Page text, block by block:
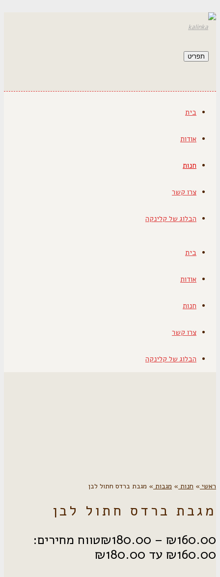
תפריט
בית
אודות
חנות
צרו קשר
הבלוג של קלינקה
בית
אודות
חנות
צרו קשר
הבלוג של קלינקה
ראשי » חנות » מגבות » מגבת ברדס חתול לבן
מגבת ברדס חתול לבן
₪160.00
–
₪180.00
טווח מחירים: